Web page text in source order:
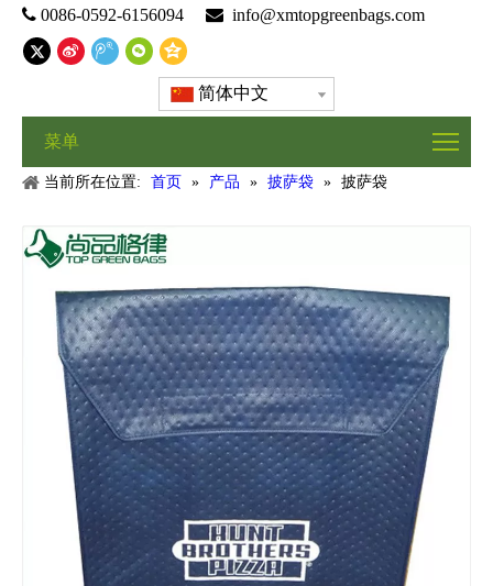
 0086-0592-6156094  info@xmtopgreenbags.com
简体中文
菜单
当前所在位置: 首页 » 产品 » 披萨袋 » 披萨袋